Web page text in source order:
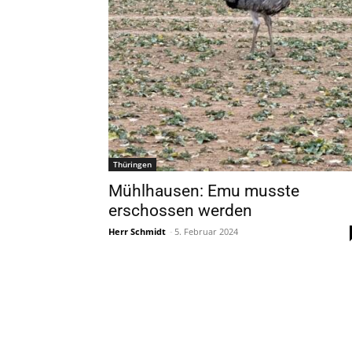
Thüringen
Mühlhausen: Emu musste
erschossen werden
Herr Schmidt - 5. Februar 2024